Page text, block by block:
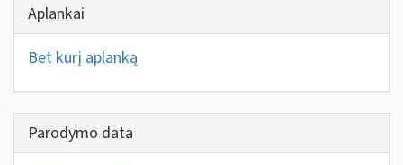
Aplankai
Bet kurį aplanką
Parodymo data